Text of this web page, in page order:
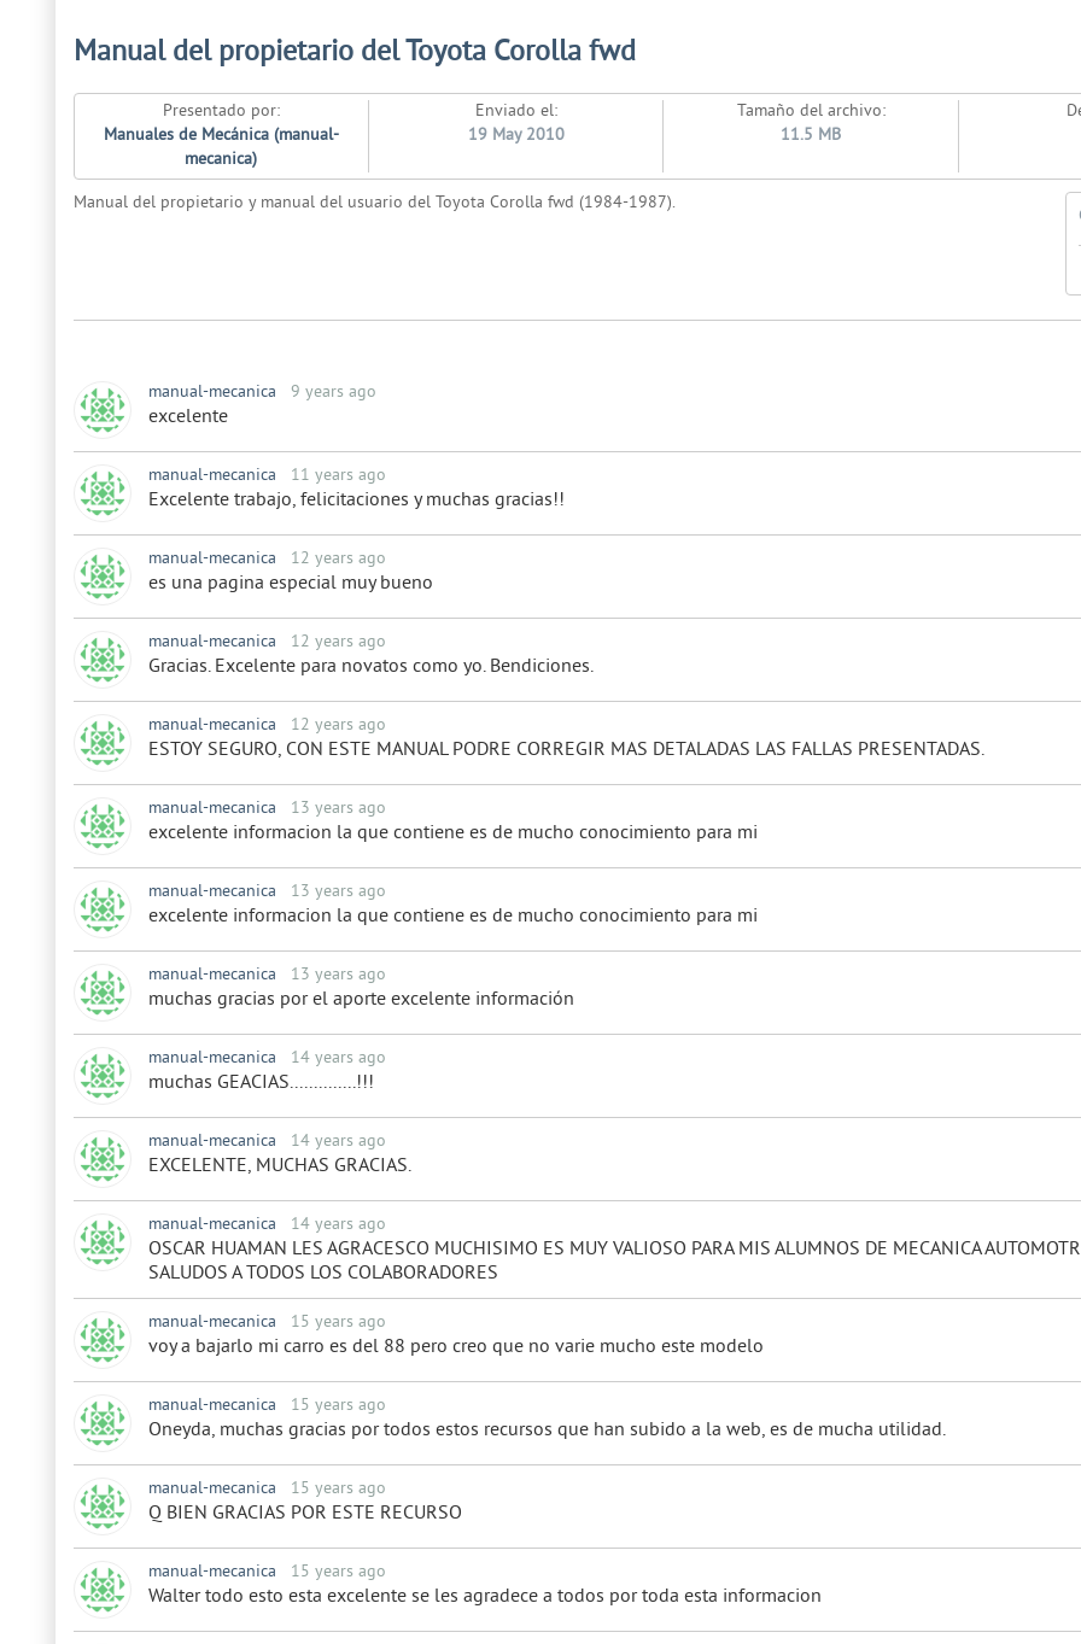
Manual del propietario del Toyota Corolla fwd
Presentado por:
Manuales de Mecánica (manual-
mecanica)
Enviado el:
19 May 2010
Tamaño del archivo:
11.5 MB
Manual del propietario y manual del usuario del Toyota Corolla fwd (1984-1987).
manual-mecanica 9 years ago
excelente
manual-mecanica 11 years ago
Excelente trabajo, felicitaciones y muchas gracias!!
manual-mecanica 12 years ago
es una pagina especial muy bueno
manual-mecanica 12 years ago
Gracias. Excelente para novatos como yo. Bendiciones.
manual-mecanica 12 years ago
ESTOY SEGURO, CON ESTE MANUAL PODRE CORREGIR MAS DETALADAS LAS FALLAS PRESENTADAS.
manual-mecanica 13 years ago
excelente informacion la que contiene es de mucho conocimiento para mi
manual-mecanica 13 years ago
excelente informacion la que contiene es de mucho conocimiento para mi
manual-mecanica 13 years ago
muchas gracias por el aporte excelente información
manual-mecanica 14 years ago
muchas GEACIAS..............!!!
manual-mecanica 14 years ago
EXCELENTE, MUCHAS GRACIAS.
manual-mecanica 14 years ago
OSCAR HUAMAN LES AGRACESCO MUCHISIMO ES MUY VALIOSO PARA MIS ALUMNOS DE MECANICA
SALUDOS A TODOS LOS COLABORADORES
manual-mecanica 15 years ago
voy a bajarlo mi carro es del 88 pero creo que no varie mucho este modelo
manual-mecanica 15 years ago
Oneyda, muchas gracias por todos estos recursos que han subido a la web, es de mucha utilidad.
manual-mecanica 15 years ago
Q BIEN GRACIAS POR ESTE RECURSO
manual-mecanica 15 years ago
Walter todo esto esta excelente se les agradece a todos por toda esta informacion